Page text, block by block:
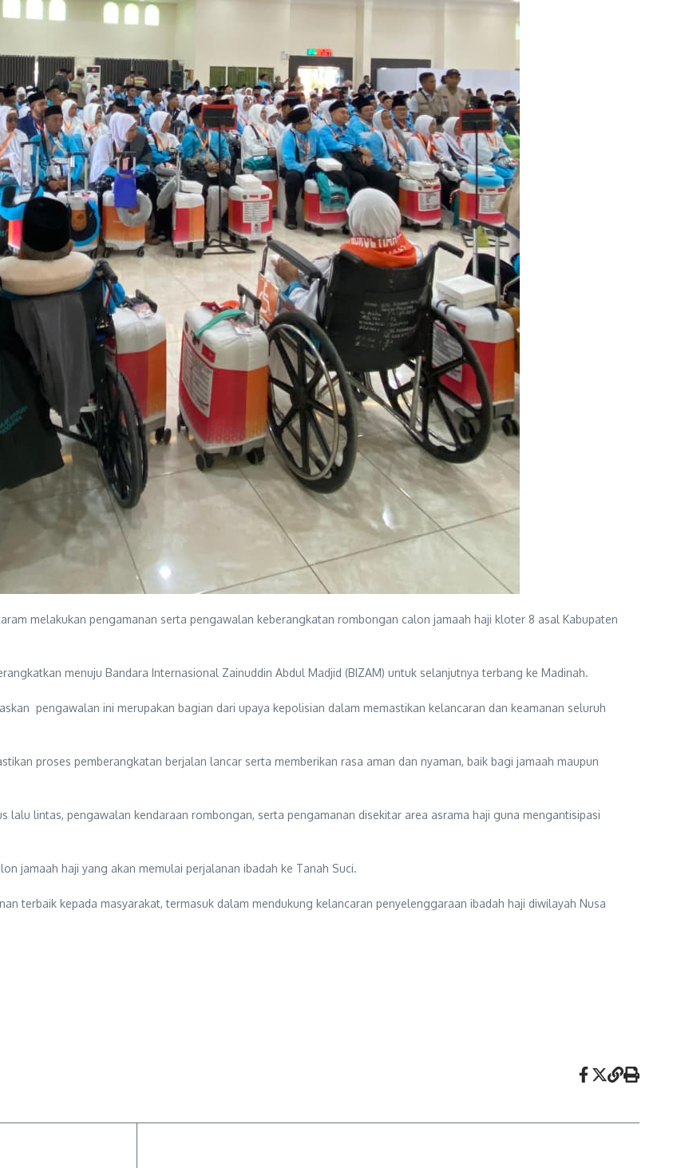
melakukan pengamanan serta pengawalan keberangkatan rombongan calon jamaah haji kloter 8 asal Kabupaten
menuju Bandara Internasional Zainuddin Abdul Madjid (BIZAM) untuk selanjutnya terbang ke Madinah.
pengawalan ini merupakan bagian dari upaya kepolisian dalam memastikan kelancaran dan keamanan seluruh
proses pemberangkatan berjalan lancar serta memberikan rasa aman dan nyaman, baik bagi jamaah maupun
lalu lintas, pengawalan kendaraan rombongan, serta pengamanan disekitar area asrama haji guna mengantisipasi
jamaah haji yang akan memulai perjalanan ibadah ke Tanah Suci.
terbaik kepada masyarakat, termasuk dalam mendukung kelancaran penyelenggaraan ibadah haji diwilayah Nusa